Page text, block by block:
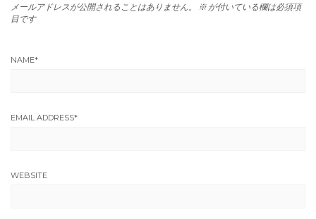
メールアドレスが公開されることはありません。 ※ が付いている欄は必須項
目です
NAME*
EMAIL ADDRESS*
WEBSITE